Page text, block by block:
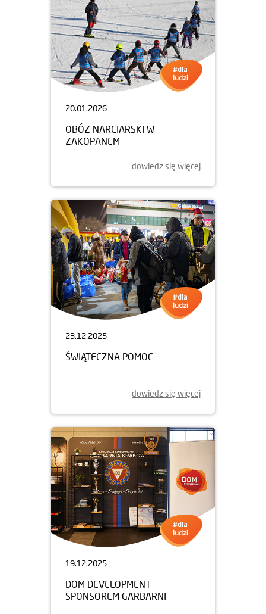
20.01.2026
OBÓZ NARCIARSKI W
ZAKOPANEM
dowiedz się więcej
23.12.2025
ŚWIĄTECZNA POMOC
dowiedz się więcej
19.12.2025
DOM DEVELOPMENT
SPONSOREM GARBARNI